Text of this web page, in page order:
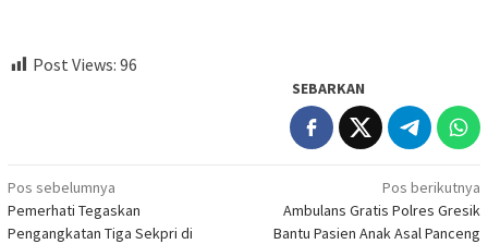
Post Views: 96
SEBARKAN
Navigasi
pos
Pos sebelumnya
Pemerhati Tegaskan
Pengangkatan Tiga Sekpri di
Pos berikutnya
Ambulans Gratis Polres Gresik
Bantu Pasien Anak Asal Panceng